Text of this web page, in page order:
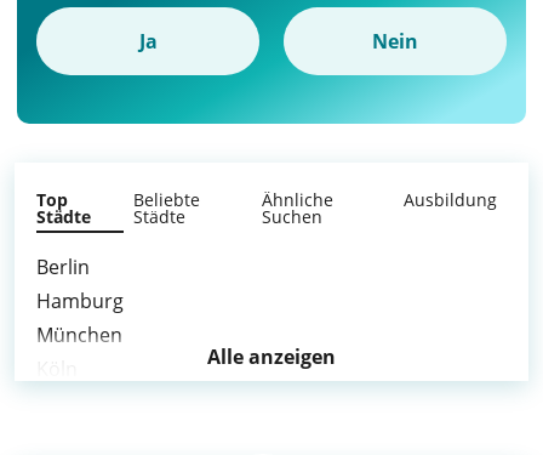
Ja Nein
Top
Städte
Beliebte
Städte
Ähnliche
Suchen
Ausbildung
Berlin
Hamburg
München
Alle anzeigen